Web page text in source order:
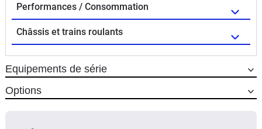
Performances / Consommation
Châssis et trains roulants
Equipements de série
Options